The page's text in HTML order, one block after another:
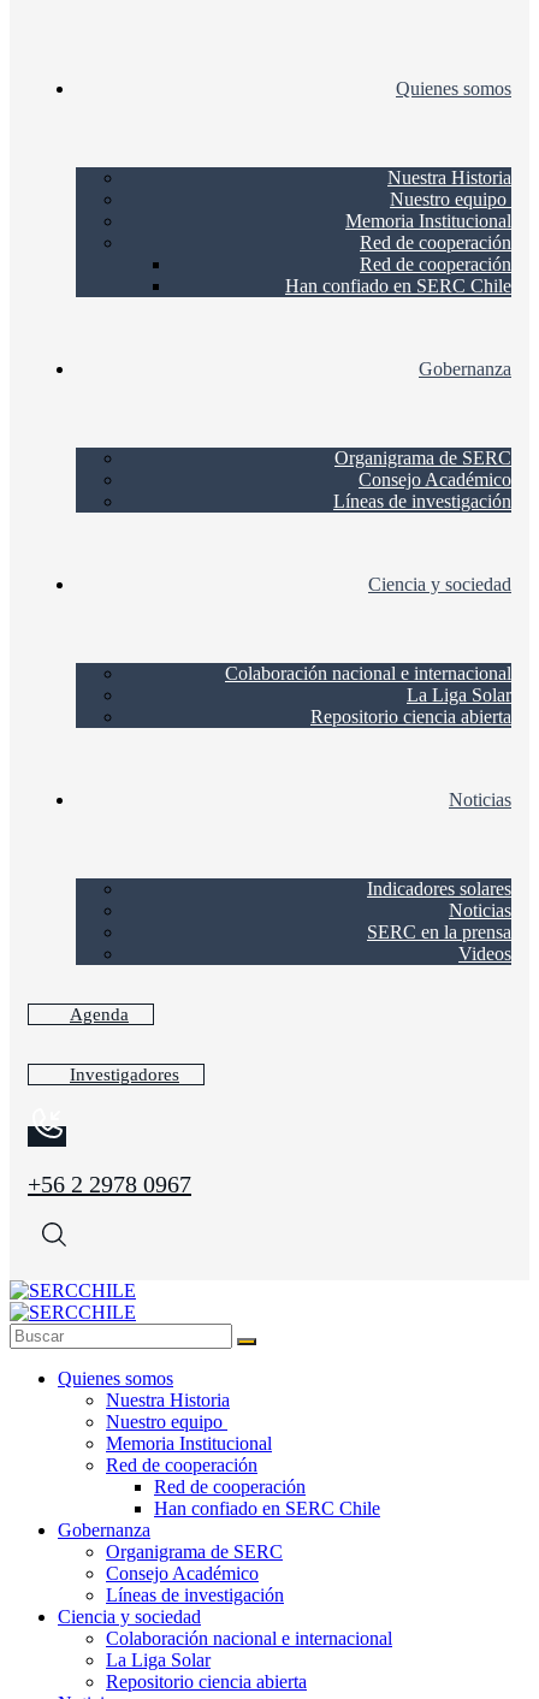
Quienes somos
Nuestra Historia
Nuestro equipo
Memoria Institucional
Red de cooperación
Red de cooperación
Han confiado en SERC Chile
Gobernanza
Organigrama de SERC
Consejo Académico
Líneas de investigación
Ciencia y sociedad
Colaboración nacional e internacional
La Liga Solar
Repositorio ciencia abierta
Noticias
Indicadores solares
Noticias
SERC en la prensa
Videos
Agenda
Investigadores
+56 2 2978 0967
Quienes somos
Nuestra Historia
Nuestro equipo
Memoria Institucional
Red de cooperación
Red de cooperación
Han confiado en SERC Chile
Gobernanza
Organigrama de SERC
Consejo Académico
Líneas de investigación
Ciencia y sociedad
Colaboración nacional e internacional
La Liga Solar
Repositorio ciencia abierta